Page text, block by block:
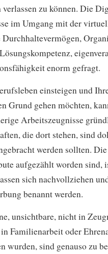
verlassen zu können. Die
im Umgang mit der
enorm gefragt.
einsteigen und
Grund gehen möchten,
Arbeitszeugnisse
die dort stehen, sind
werden sollten.
aufgezählt worden sind,
sich nachvollziehen
benannt werden.
unsichtbare, nicht in
Familienarbeit oder
wurden, sind genauso zu